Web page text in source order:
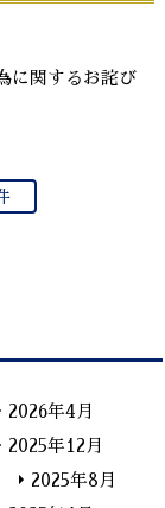
に関するお詫び
2026年4月
2025年12月
2025年8月